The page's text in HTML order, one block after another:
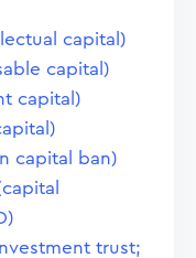
capital)
capital)
capital)
capital ban)
trust;